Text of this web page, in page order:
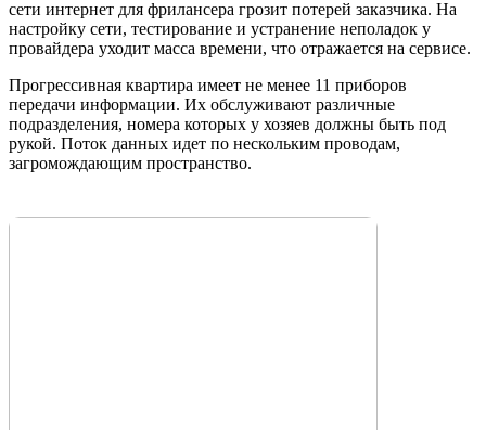
сети интернет для фрилансера грозит потерей заказчика. На
настройку сети, тестирование и устранение неполадок у
провайдера уходит масса времени, что отражается на сервисе.
Прогрессивная квартира имеет не менее 11 приборов
передачи информации. Их обслуживают различные
подразделения, номера которых у хозяев должны быть под
рукой. Поток данных идет по нескольким проводам,
загромождающим пространство.